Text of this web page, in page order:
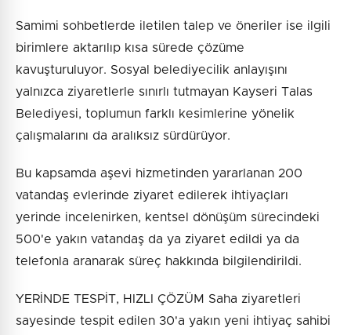
Samimi sohbetlerde iletilen talep ve öneriler ise ilgili
birimlere aktarılıp kısa sürede çözüme
kavuşturuluyor. Sosyal belediyecilik anlayışını
yalnızca ziyaretlerle sınırlı tutmayan Kayseri Talas
Belediyesi, toplumun farklı kesimlerine yönelik
çalışmalarını da aralıksız sürdürüyor.
Bu kapsamda aşevi hizmetinden yararlanan 200
vatandaş evlerinde ziyaret edilerek ihtiyaçları
yerinde incelenirken, kentsel dönüşüm sürecindeki
500'e yakın vatandaş da ya ziyaret edildi ya da
telefonla aranarak süreç hakkında bilgilendirildi.
YERİNDE TESPİT, HIZLI ÇÖZÜM Saha ziyaretleri
sayesinde tespit edilen 30'a yakın yeni ihtiyaç sahibi